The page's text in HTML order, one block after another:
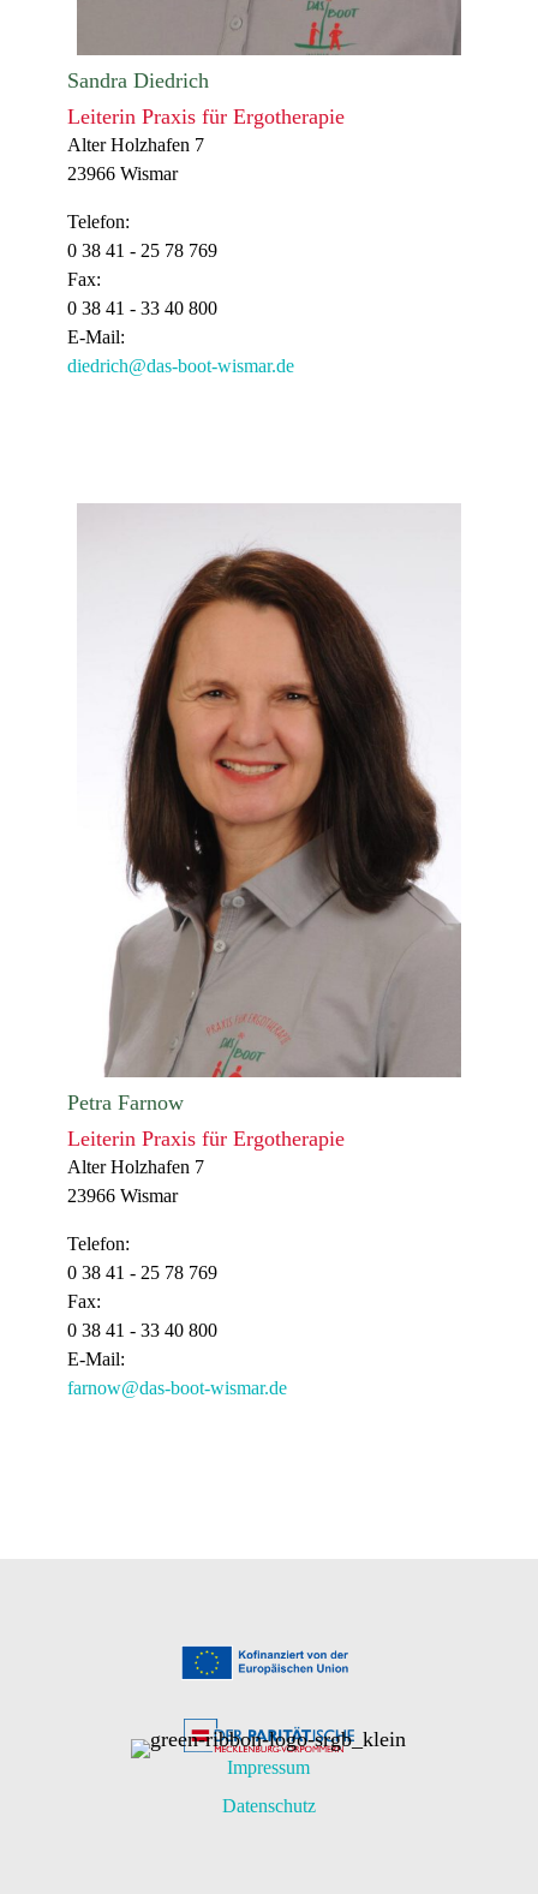
Sandra Diedrich
Leiterin Praxis für Ergotherapie
Alter Holzhafen 7
23966 Wismar
Telefon:
0 38 41 - 25 78 769
Fax:
0 38 41 - 33 40 800
E-Mail:
diedrich@das-boot-wismar.de
Petra Farnow
Leiterin Praxis für Ergotherapie
Alter Holzhafen 7
23966 Wismar
Telefon:
0 38 41 - 25 78 769
Fax:
0 38 41 - 33 40 800
E-Mail:
farnow@das-boot-wismar.de
Impressum
Datenschutz